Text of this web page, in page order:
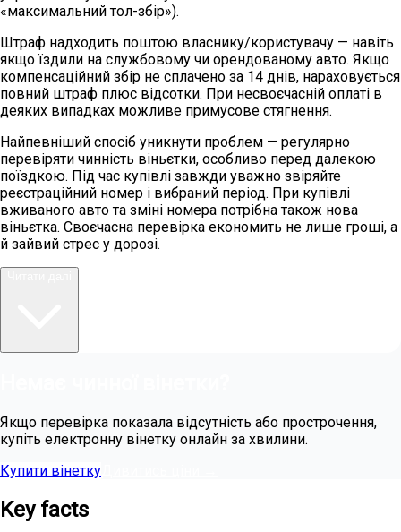
«максимальний тол-збір»).
Штраф надходить поштою власнику/користувачу — навіть
якщо їздили на службовому чи орендованому авто. Якщо
компенсаційний збір не сплачено за 14 днів, нараховується
повний штраф плюс відсотки. При несвоєчасній оплаті в
деяких випадках можливе примусове стягнення.
Найпевніший спосіб уникнути проблем — регулярно
перевіряти чинність віньєтки, особливо перед далекою
поїздкою. Під час купівлі завжди уважно звіряйте
реєстраційний номер і вибраний період. При купівлі
вживаного авто та зміні номера потрібна також нова
віньєтка. Своєчасна перевірка економить не лише гроші, а
й зайвий стрес у дорозі.
Якщо перевірка показала відсутність або прострочення,
купіть електронну вінетку онлайн за хвилини.
Купити вінетку
Key facts